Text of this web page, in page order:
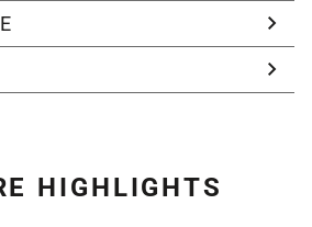
HIGHLIGHTS